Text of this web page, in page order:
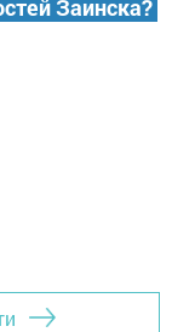
Заинска?